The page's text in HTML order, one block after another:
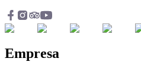
Empresa